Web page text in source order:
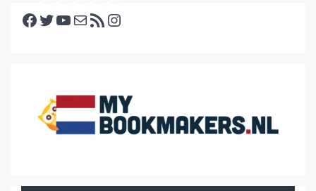
Facebook Twitter YouTube E-mail RSS feed